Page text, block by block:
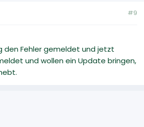
#9
den Fehler gemeldet und jetzt
und wollen ein Update bringen,